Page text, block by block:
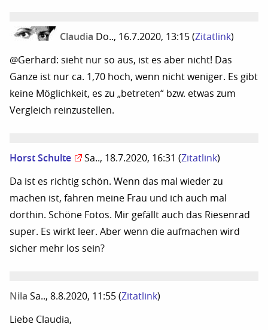
Claudia Do.., 16.7.2020, 13:15 (Zitatlink)
@Gerhard: sieht nur so aus, ist es aber nicht! Das
Ganze ist nur ca. 1,70 hoch, wenn nicht weniger. Es gibt
keine Möglichkeit, es zu „betreten“ bzw. etwas zum
Vergleich reinzustellen.
Horst Schulte Sa.., 18.7.2020, 16:31 (Zitatlink)
Da ist es richtig schön. Wenn das mal wieder zu
machen ist, fahren meine Frau und ich auch mal
dorthin. Schöne Fotos. Mir gefällt auch das Riesenrad
super. Es wirkt leer. Aber wenn die aufmachen wird
sicher mehr los sein?
Nila Sa.., 8.8.2020, 11:55 (Zitatlink)
Liebe Claudia,